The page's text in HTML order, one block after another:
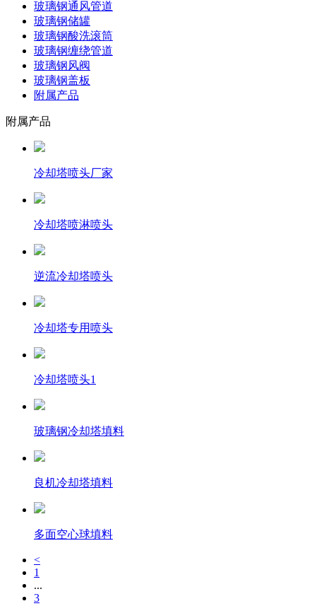
玻璃钢通风管道
玻璃钢储罐
玻璃钢酸洗滚筒
玻璃钢缠绕管道
玻璃钢风阀
玻璃钢盖板
附属产品
附属产品
冷却塔喷头厂家
冷却塔喷淋喷头
逆流冷却塔喷头
冷却塔专用喷头
冷却塔喷头1
玻璃钢冷却塔填料
良机冷却塔填料
多面空心球填料
<
1
...
3